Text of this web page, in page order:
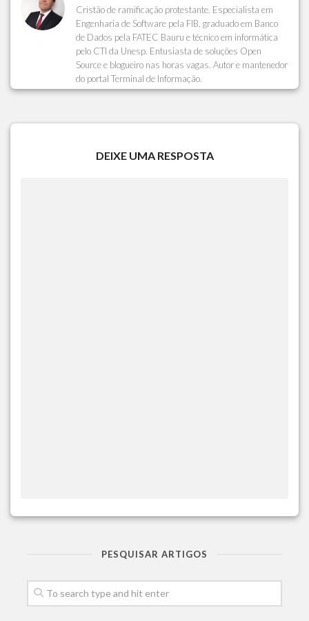
Cristão de ramificação protestante. Especialista em
Engenharia de Software pela FIB, graduado em Banco
de Dados pela FATEC Bauru e técnico em informática
pelo CTI da Unesp. Entusiasta de soluções Open
Source e blogueiro nas horas vagas. Autor e mantenedor
do portal Terminal de Informação.
DEIXE UMA RESPOSTA
PESQUISAR ARTIGOS